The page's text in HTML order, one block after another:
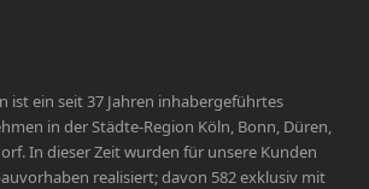
ist ein seit 37 Jahren inhabergeführtes
in der Städte-Region Köln, Bonn, Düren,
In dieser Zeit wurden für unsere Kunden
realisiert; davon 582 exklusiv mit